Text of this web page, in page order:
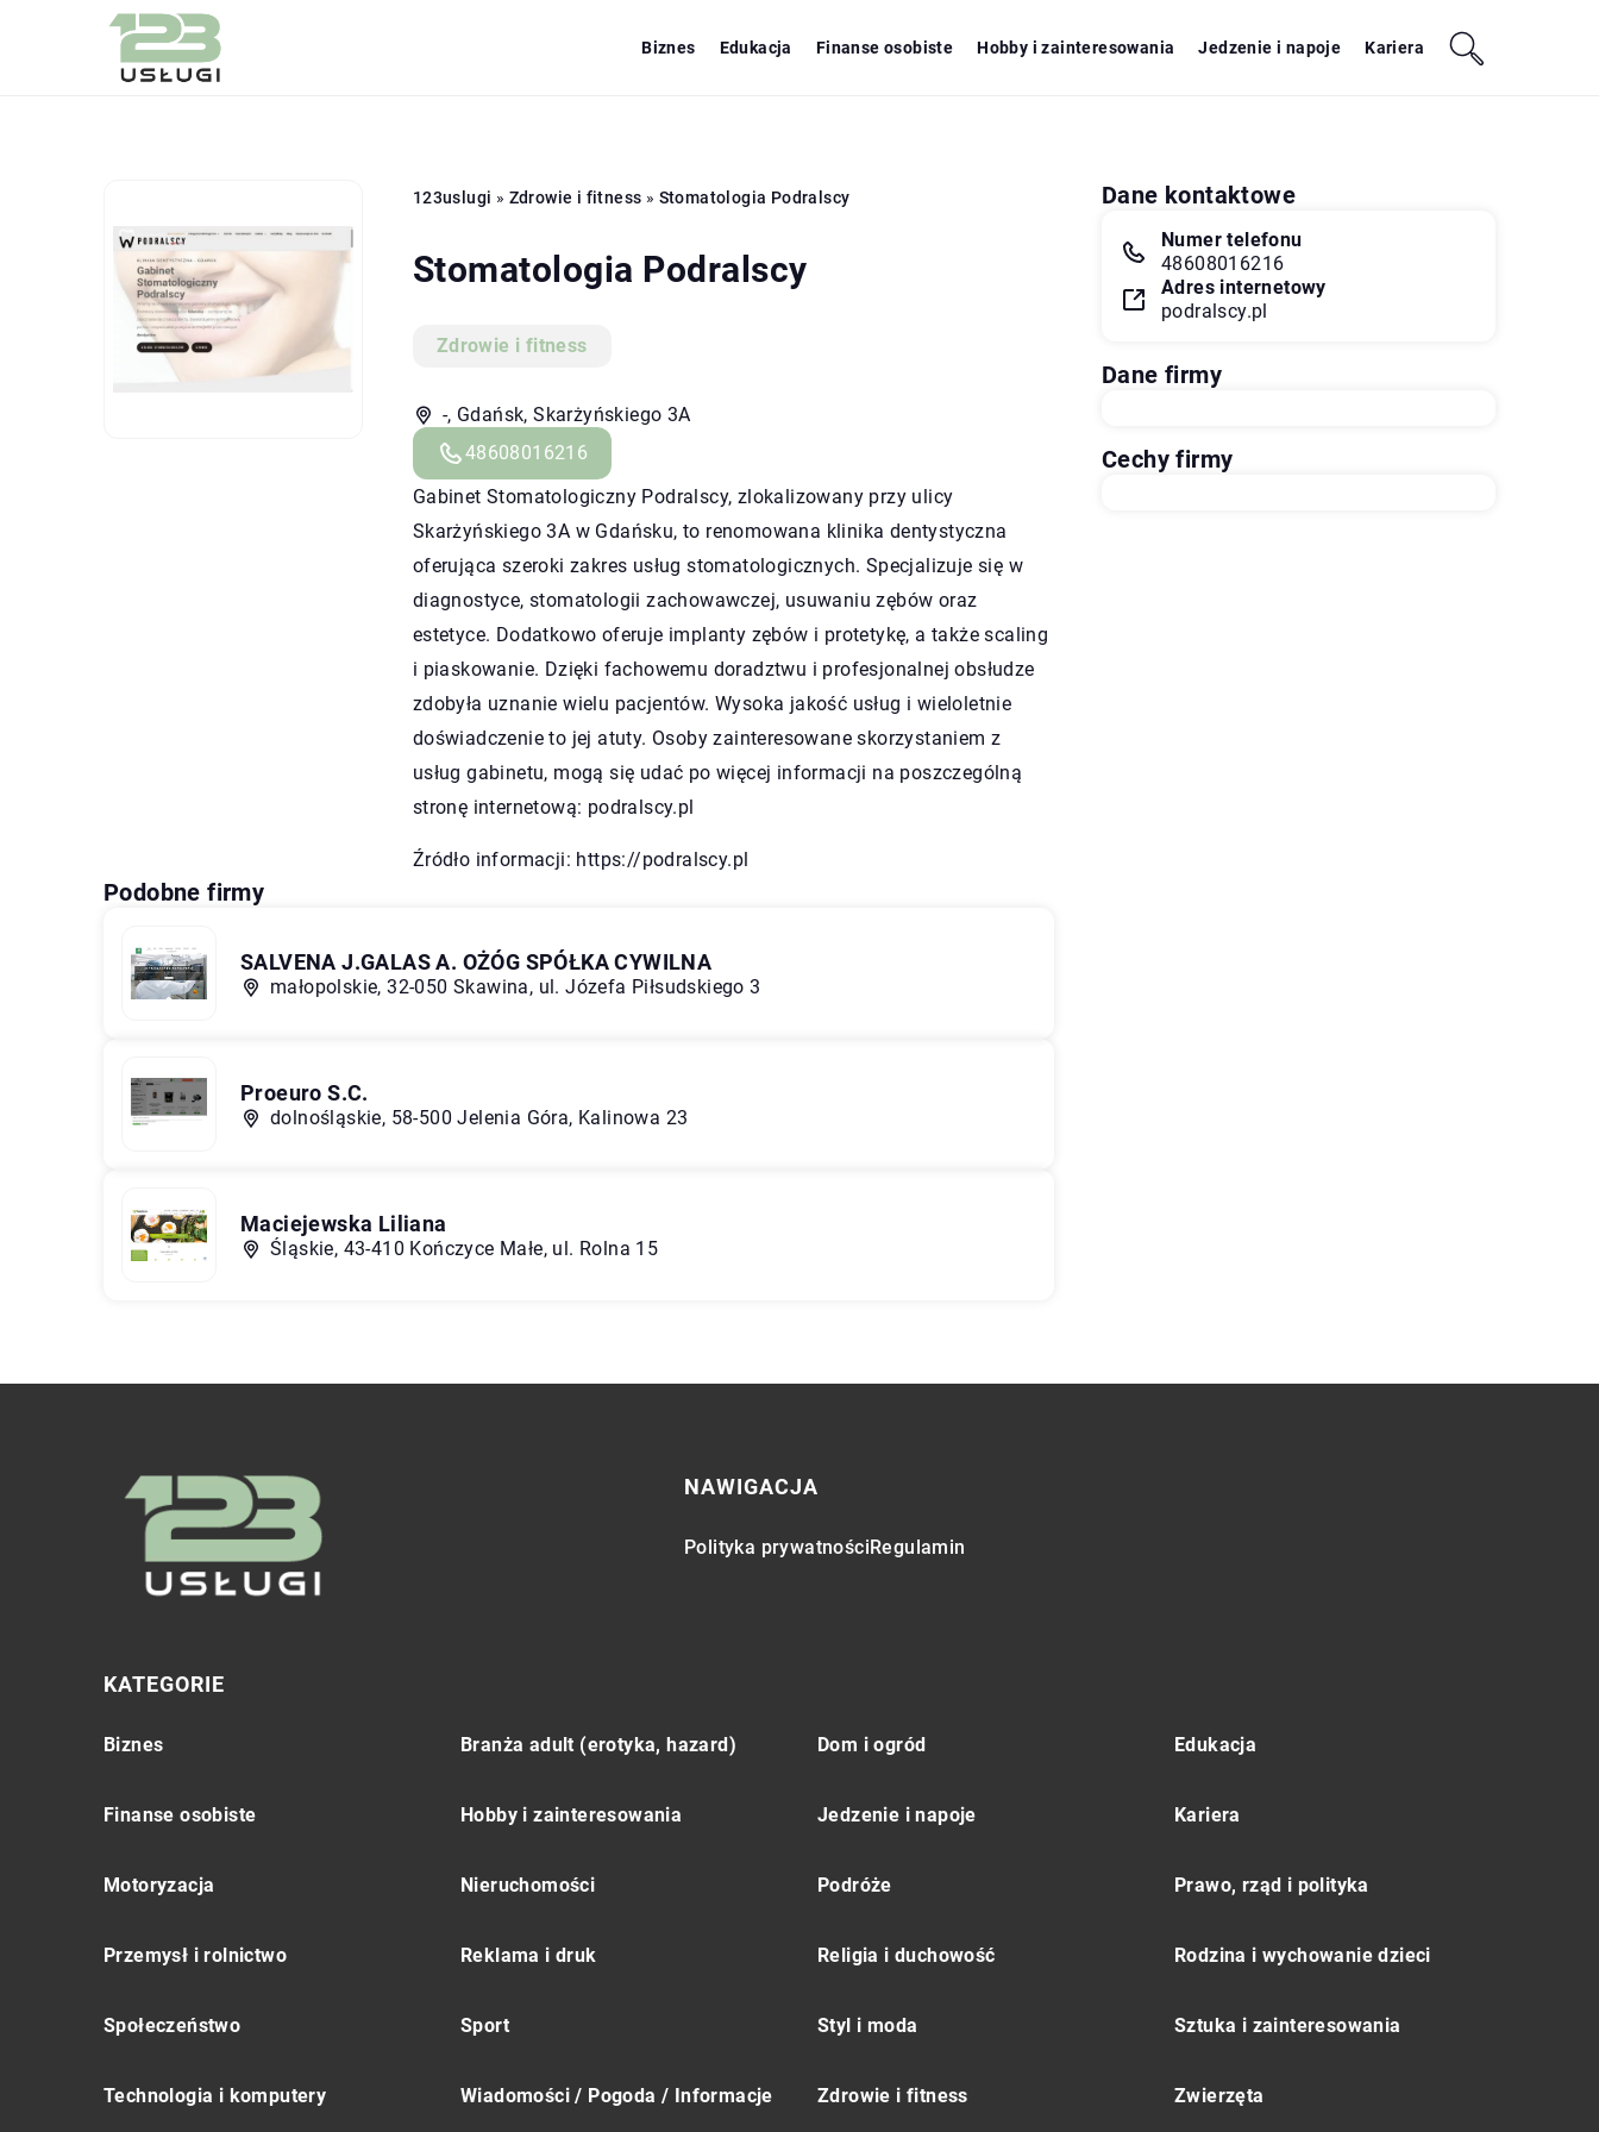
Biznes Edukacja Finanse osobiste Hobby i zainteresowania Jedzenie i napoje Kariera
123uslugi » Zdrowie i fitness » Stomatologia Podralscy
Stomatologia Podralscy
Zdrowie i fitness
-, Gdańsk, Skarżyńskiego 3A
48608016216
Gabinet Stomatologiczny Podralscy, zlokalizowany przy ulicy
Skarżyńskiego 3A w Gdańsku, to renomowana klinika dentystyczna
oferująca szeroki zakres usług stomatologicznych. Specjalizuje się w
diagnostyce, stomatologii zachowawczej, usuwaniu zębów oraz
estetyce. Dodatkowo oferuje implanty zębów i protetykę, a także scaling
i piaskowanie. Dzięki fachowemu doradztwu i profesjonalnej obsłudze
zdobyła uznanie wielu pacjentów. Wysoka jakość usług i wieloletnie
doświadczenie to jej atuty. Osoby zainteresowane skorzystaniem z
usług gabinetu, mogą się udać po więcej informacji na poszczególną
stronę internetową: podralscy.pl
Źródło informacji: https://podralscy.pl
Podobne firmy
SALVENA J.GALAS A. OŻÓG SPÓŁKA CYWILNA
małopolskie, 32-050 Skawina, ul. Józefa Piłsudskiego 3
Proeuro S.C.
dolnośląskie, 58-500 Jelenia Góra, Kalinowa 23
Maciejewska Liliana
Śląskie, 43-410 Kończyce Małe, ul. Rolna 15
Dane kontaktowe
Numer telefonu
48608016216
Adres internetowy
podralscy.pl
Dane firmy
Cechy firmy
NAWIGACJA
Polityka prywatnościRegulamin
KATEGORIE
Biznes Branża adult (erotyka, hazard) Dom i ogród Edukacja
Finanse osobiste Hobby i zainteresowania Jedzenie i napoje Kariera
Motoryzacja Nieruchomości Podróże Prawo, rząd i polityka
Przemysł i rolnictwo Reklama i druk Religia i duchowość Rodzina i wychowanie dzieci
Społeczeństwo Sport Styl i moda Sztuka i zainteresowania
Technologia i komputery Wiadomości / Pogoda / Informacje Zdrowie i fitness Zwierzęta